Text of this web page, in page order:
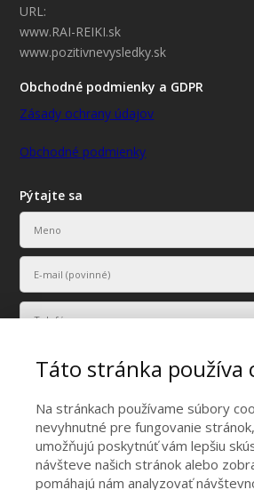
URL:
www.RAI-REIKI.sk
www.pozitivnevysledky.sk
Obchodné podmienky a GDPR
Zásady ochrany údajov
Obchodné podmienky
Pýtajte sa
Vaše osobné údaje budú použité len na
dopytu.
Táto stránka používa
Na stránkach používame súbory
nevyhnutné pre fungovanie
umožňujú poskytnúť vám lepšiu
návšteve našich stránok alebo
pomáhajú nám analyzovať